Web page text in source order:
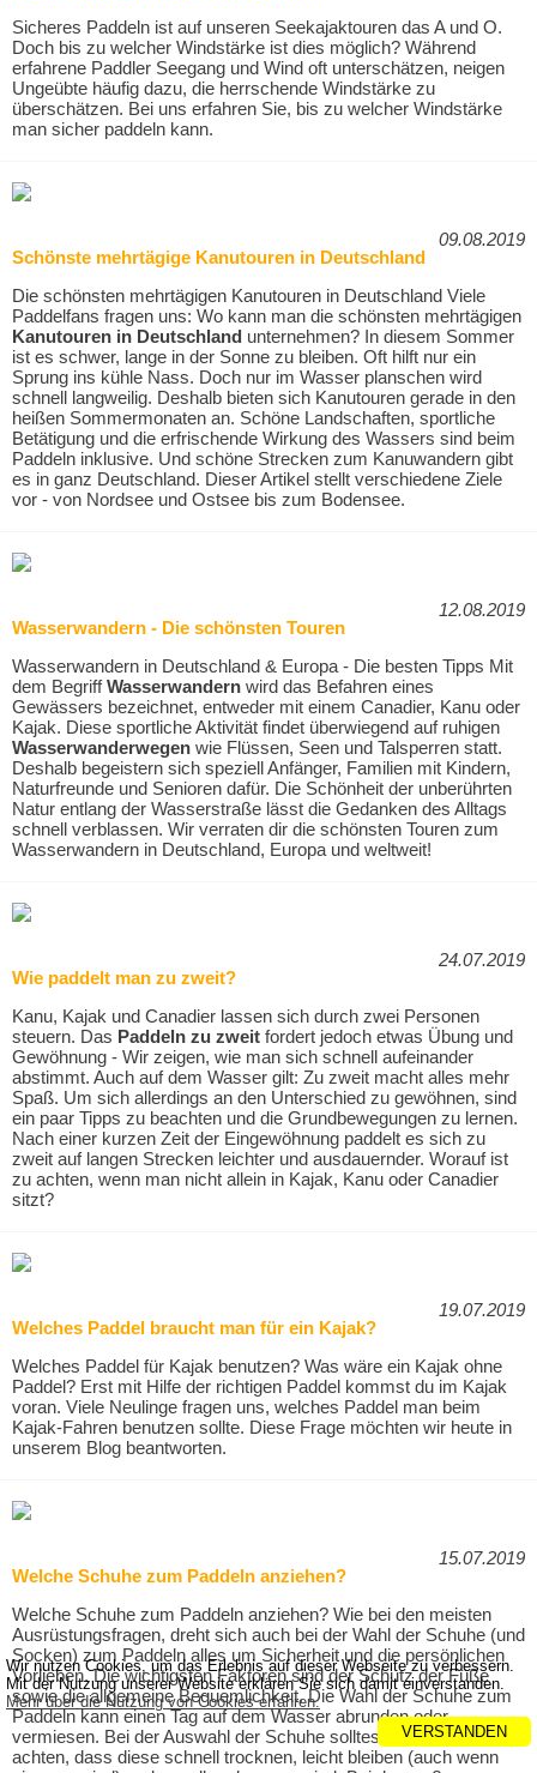
Sicheres Paddeln ist auf unseren Seekajaktouren das A und O.
Doch bis zu welcher Windstärke ist dies möglich? Während
erfahrene Paddler Seegang und Wind oft unterschätzen, neigen
Ungeübte häufig dazu, die herrschende Windstärke zu
überschätzen. Bei uns erfahren Sie, bis zu welcher Windstärke
man sicher paddeln kann.
09.08.2019
Schönste mehrtägige Kanutouren in Deutschland
Die schönsten mehrtägigen Kanutouren in Deutschland Viele
Paddelfans fragen uns: Wo kann man die schönsten mehrtägigen
Kanutouren in Deutschland unternehmen? In diesem Sommer
ist es schwer, lange in der Sonne zu bleiben. Oft hilft nur ein
Sprung ins kühle Nass. Doch nur im Wasser planschen wird
schnell langweilig. Deshalb bieten sich Kanutouren gerade in den
heißen Sommermonaten an. Schöne Landschaften, sportliche
Betätigung und die erfrischende Wirkung des Wassers sind beim
Paddeln inklusive. Und schöne Strecken zum Kanuwandern gibt
es in ganz Deutschland. Dieser Artikel stellt verschiedene Ziele
vor - von Nordsee und Ostsee bis zum Bodensee.
12.08.2019
Wasserwandern - Die schönsten Touren
Wasserwandern in Deutschland & Europa - Die besten Tipps Mit
dem BegriffWasserwandern wird das Befahren eines
Gewässers bezeichnet, entweder mit einem Canadier, Kanu oder
Kajak. Diese sportliche Aktivität findet überwiegend auf ruhigen
Wasserwanderwegen wie Flüssen, Seen und Talsperren statt.
Deshalb begeistern sich speziell Anfänger, Familien mit Kindern,
Naturfreunde und Senioren dafür. Die Schönheit der unberührten
Natur entlang der Wasserstraße lässt die Gedanken des Alltags
schnell verblassen. Wir verraten dir die schönsten Touren zum
Wasserwandern in Deutschland, Europa und weltweit!
24.07.2019
Wie paddelt man zu zweit?
Kanu, Kajak und Canadier lassen sich durch zwei Personen
steuern. Das Paddeln zu zweit fordert jedoch etwas Übung und
Gewöhnung - Wir zeigen, wie man sich schnell aufeinander
abstimmt. Auch auf dem Wasser gilt: Zu zweit macht alles mehr
Spaß. Um sich allerdings an den Unterschied zu gewöhnen, sind
ein paar Tipps zu beachten und die Grundbewegungen zu lernen.
Nach einer kurzen Zeit der Eingewöhnung paddelt es sich zu
zweit auf langen Strecken leichter und ausdauernder. Worauf ist
zu achten, wenn man nicht allein in Kajak, Kanu oder Canadier
sitzt?
19.07.2019
Welches Paddel braucht man für ein Kajak?
Welches Paddel für Kajak benutzen? Was wäre ein Kajak ohne
Paddel? Erst mit Hilfe der richtigen Paddel kommst du im Kajak
voran. Viele Neulinge fragen uns, welches Paddel man beim
Kajak-Fahren benutzen sollte. Diese Frage möchten wir heute in
unserem Blog beantworten.
15.07.2019
Welche Schuhe zum Paddeln anziehen?
Welche Schuhe zum Paddeln anziehen? Wie bei den meisten
Ausrüstungsfragen, dreht sich auch bei der Wahl der Schuhe (und
Socken) zum Paddeln alles um Sicherheit und die persönlichen
Vorlieben. Die wichtigsten Faktoren sind der Schutz der Füße
sowie die allgemeine Bequemlichkeit. Die Wahl der Schuhe zum
Paddeln kann einen Tag auf dem Wasser abrunden oder
vermiesen. Bei der Auswahl der Schuhe solltest du immer darauf
achten, dass diese schnell trocknen, leicht bleiben (auch wenn
Wir nutzen Cookies, um das Erlebnis auf dieser Webseite zu verbessern.
Mit der Nutzung unserer Website erklären Sie sich damit einverstanden.
Mehr über die Nutzung von Cookies erfahren.
VERSTANDEN